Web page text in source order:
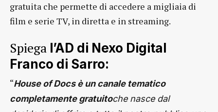
gratuita che permette di accedere a migliaia di
film e serie TV, in diretta e in streaming.
Spiega l’AD di Nexo Digital
Franco di Sarro:
“House of Docs è un canale tematico
completamente gratuitoche nasce dal